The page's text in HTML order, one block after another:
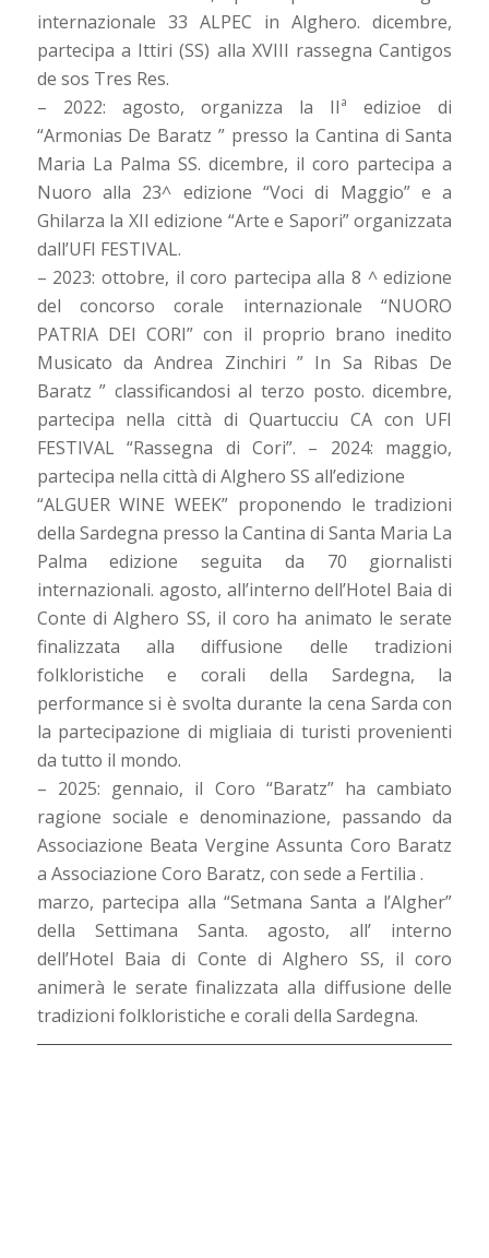
internazionale 33 ALPEC in Alghero. dicembre,
partecipa a Ittiri (SS) alla XVIII rassegna Cantigos
de sos Tres Res.
– 2022: agosto, organizza la IIª edizioe di
“Armonias De Baratz ” presso la Cantina di Santa
Maria La Palma SS. dicembre, il coro partecipa a
Nuoro alla 23^ edizione “Voci di Maggio” e a
Ghilarza la XII edizione “Arte e Sapori” organizzata
dall’UFI FESTIVAL.
– 2023: ottobre, il coro partecipa alla 8 ^ edizione
del concorso corale internazionale “NUORO
PATRIA DEI CORI” con il proprio brano inedito
Musicato da Andrea Zinchiri ” In Sa Ribas De
Baratz ” classificandosi al terzo posto. dicembre,
partecipa nella città di Quartucciu CA con UFI
FESTIVAL “Rassegna di Cori”. – 2024: maggio,
partecipa nella città di Alghero SS all’edizione
“ALGUER WINE WEEK” proponendo le tradizioni
della Sardegna presso la Cantina di Santa Maria La
Palma edizione seguita da 70 giornalisti
internazionali. agosto, all’interno dell’Hotel Baia di
Conte di Alghero SS, il coro ha animato le serate
finalizzata alla diffusione delle tradizioni
folkloristiche e corali della Sardegna, la
performance si è svolta durante la cena Sarda con
la partecipazione di migliaia di turisti provenienti
da tutto il mondo.
– 2025: gennaio, il Coro “Baratz” ha cambiato
ragione sociale e denominazione, passando da
Associazione Beata Vergine Assunta Coro Baratz
a Associazione Coro Baratz, con sede a Fertilia .
marzo, partecipa alla “Setmana Santa a l’Algher”
della Settimana Santa. agosto, all’ interno
dell’Hotel Baia di Conte di Alghero SS, il coro
animerà le serate finalizzata alla diffusione delle
tradizioni folkloristiche e corali della Sardegna.